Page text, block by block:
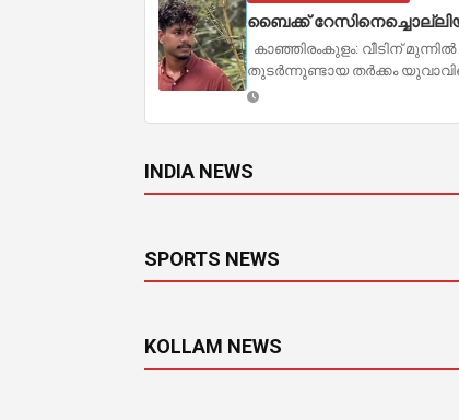
ബൈക്ക്
കാഞ്ഞിരംകുളം: വീടിന്
തുടർന്നുണ്ടായ തർക്കം
INDIA NEWS
SPORTS NEWS
KOLLAM NEWS